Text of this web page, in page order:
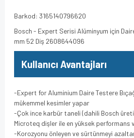
Barkod: 3165140796620
Bosch - Expert Serisi Alüminyum için
mm 52 Diş 2608644096
Kullanıcı Avantajları
-Expert for Aluminium Daire Testere
mükemmel kesimler yapar
-Çok ince karbür taneli (dahili Bosch
Microteq dişler ile en yüksek performans
-Korozyonu önleyen ve sürtünmeyi